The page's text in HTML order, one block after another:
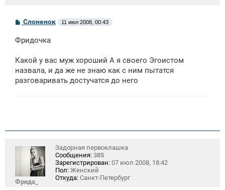
С
о
б
н
и
Слоненок 11 июл 2008, 00:43
Фридочка
Какой у вас муж хороший А я своего Эгоистом
назвала, и да же не знаю как с ним пытатся
разговаривать достучатся до него
Фрида_
Задорная первоклашка
Сообщения: 385
Зарегистрирован: 07 июл 2008, 18:42
Пол: Женский
Откуда: Санкт-Петербург